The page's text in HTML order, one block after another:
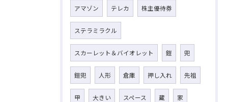
アマゾン テレカ 株主優待券
ステラミラクル
スカーレット＆バイオレット 鎧 兜
鎧兜 人形 倉庫 押し入れ 先祖
甲 大きい スペース 蔵 家